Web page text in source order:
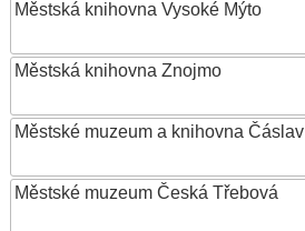
Městská knihovna Vysoké Mýto
Městská knihovna Znojmo
Městské muzeum a knihovna Čáslav
Městské muzeum Česká Třebová